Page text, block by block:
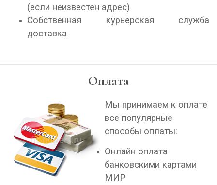
(если неизвестен адрес)
Собственная курьерская служба
доставка
Оплата
Мы принимаем к оплате
все популярные
способы оплаты:
Онлайн оплата
банковскими картами
МИР